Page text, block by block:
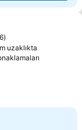
uzaklıkta